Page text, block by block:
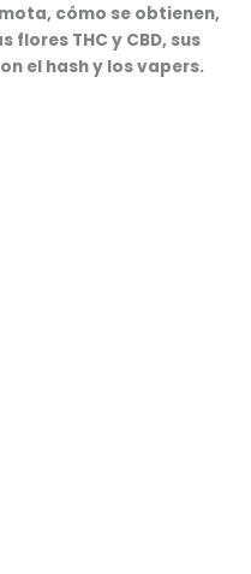
cómo se obtienen,
THC y CBD, sus
el hash y los vapers.